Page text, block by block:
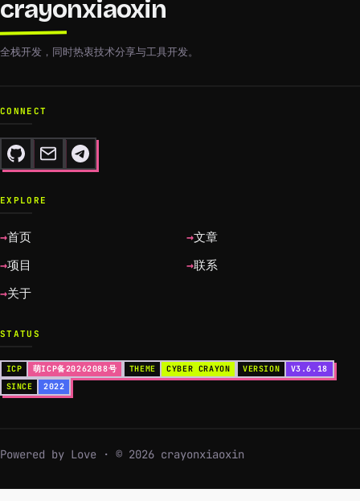
crayonxiaoxin
全栈开发，同时热衷技术分享与工具开发。
EXPLORE
首页
文章
项目
联系
关于
CONNECT
STATUS
ICP 萌ICP备20262088号 THEME CYBER CRAYON VERSION
V3.6.18
SINCE
2022
Powered by Love · © 2026 crayonxiaoxin